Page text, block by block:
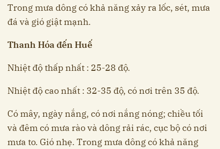
Trong mưa dông có khả năng xảy ra lốc, sét, mưa
đá và gió giật mạnh.
Thanh Hóa đến Huế
Nhiệt độ thấp nhất : 25-28 độ.
Nhiệt độ cao nhất : 32-35 độ, có nơi trên 35 độ.
Có mây, ngày nắng, có nơi nắng nóng; chiều tối
và đêm có mưa rào và dông rải rác, cục bộ có nơi
mưa to. Gió nhẹ. Trong mưa dông có khả năng